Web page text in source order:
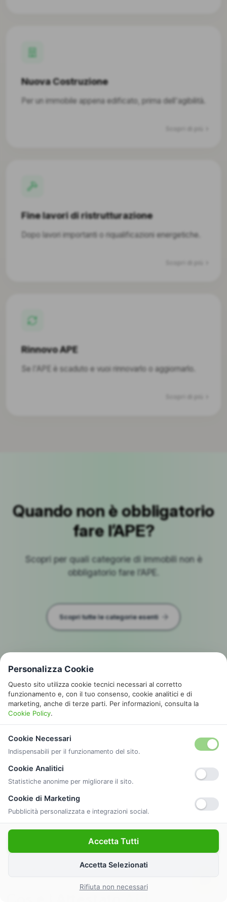
Nuova Costruzione
Per un immobile appena edificato, prima dell'agibilità.
Fine lavori di ristrutturazione
Dopo lavori importanti o riqualificazioni energetiche.
Rinnovo APE
Se l'APE è scaduto e vuoi rinnovarlo o aggiornarlo.
Quando non è obbligatorio
fare l’APE?
Scopri per quali categorie di immobili non è
obbligatorio fare l’APE.
Scopri tutte le categorie esenti
GUIDA ALLA CERTIFICAZIONE
Personalizza Cookie
Questo sito utilizza cookie tecnici necessari al corretto
funzionamento e, con il tuo consenso, cookie analitici e di
marketing, anche di terze parti. Per informazioni, consulta la
Cookie Policy.
Cookie Necessari
Indispensabili per il funzionamento del sito.
Cookie Analitici
Statistiche anonime per migliorare il sito.
Cookie di Marketing
Pubblicità personalizzata e integrazioni social.
Accetta Tutti
Accetta Selezionati
Rifiuta non necessari